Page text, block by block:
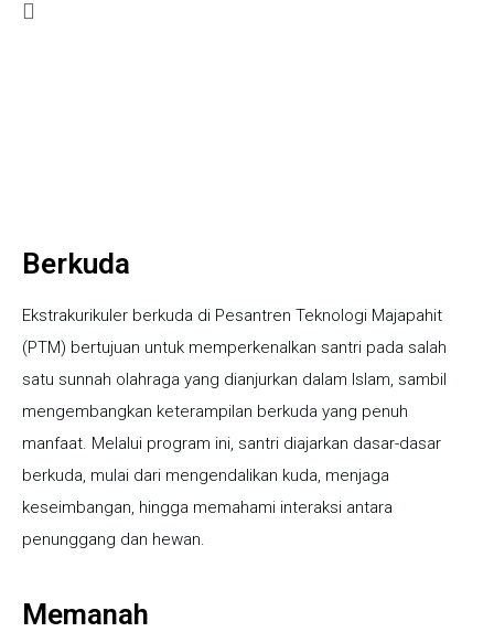
Berkuda
Ekstrakurikuler berkuda di Pesantren Teknologi Majapahit
(PTM) bertujuan untuk memperkenalkan santri pada salah
satu sunnah olahraga yang dianjurkan dalam Islam, sambil
mengembangkan keterampilan berkuda yang penuh
manfaat. Melalui program ini, santri diajarkan dasar-dasar
berkuda, mulai dari mengendalikan kuda, menjaga
keseimbangan, hingga memahami interaksi antara
penunggang dan hewan.
Memanah